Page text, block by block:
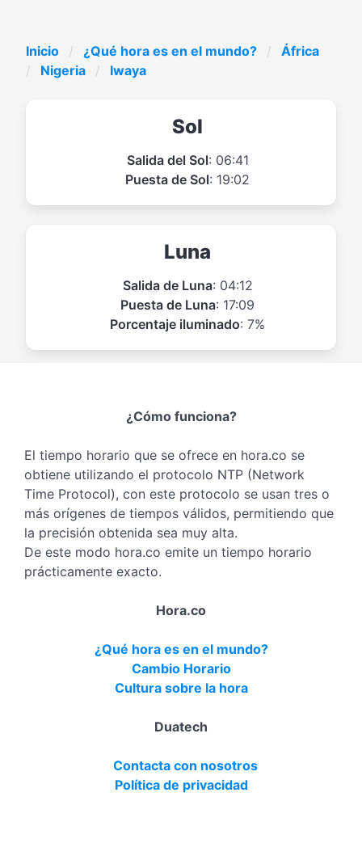
Inicio ¿Qué hora es en el mundo?
África
Nigeria
Iwaya
Sol
Salida del Sol: 06:41
Puesta de Sol: 19:02
Luna
Salida de Luna: 04:12
Puesta de Luna: 17:09
Porcentaje iluminado: 7%
¿Cómo funciona?
El tiempo horario que se ofrece en hora.co se
obtiene utilizando el protocolo NTP (Network
Time Protocol), con este protocolo se usan tres o
más orígenes de tiempos válidos, permitiendo que
la precisión obtenida sea muy alta.
De este modo hora.co emite un tiempo horario
prácticamente exacto.
Hora.co
¿Qué hora es en el mundo?
Cambio Horario
Cultura sobre la hora
Duatech
Contacta con nosotros
Política de privacidad